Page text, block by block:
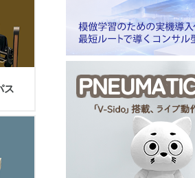
ス